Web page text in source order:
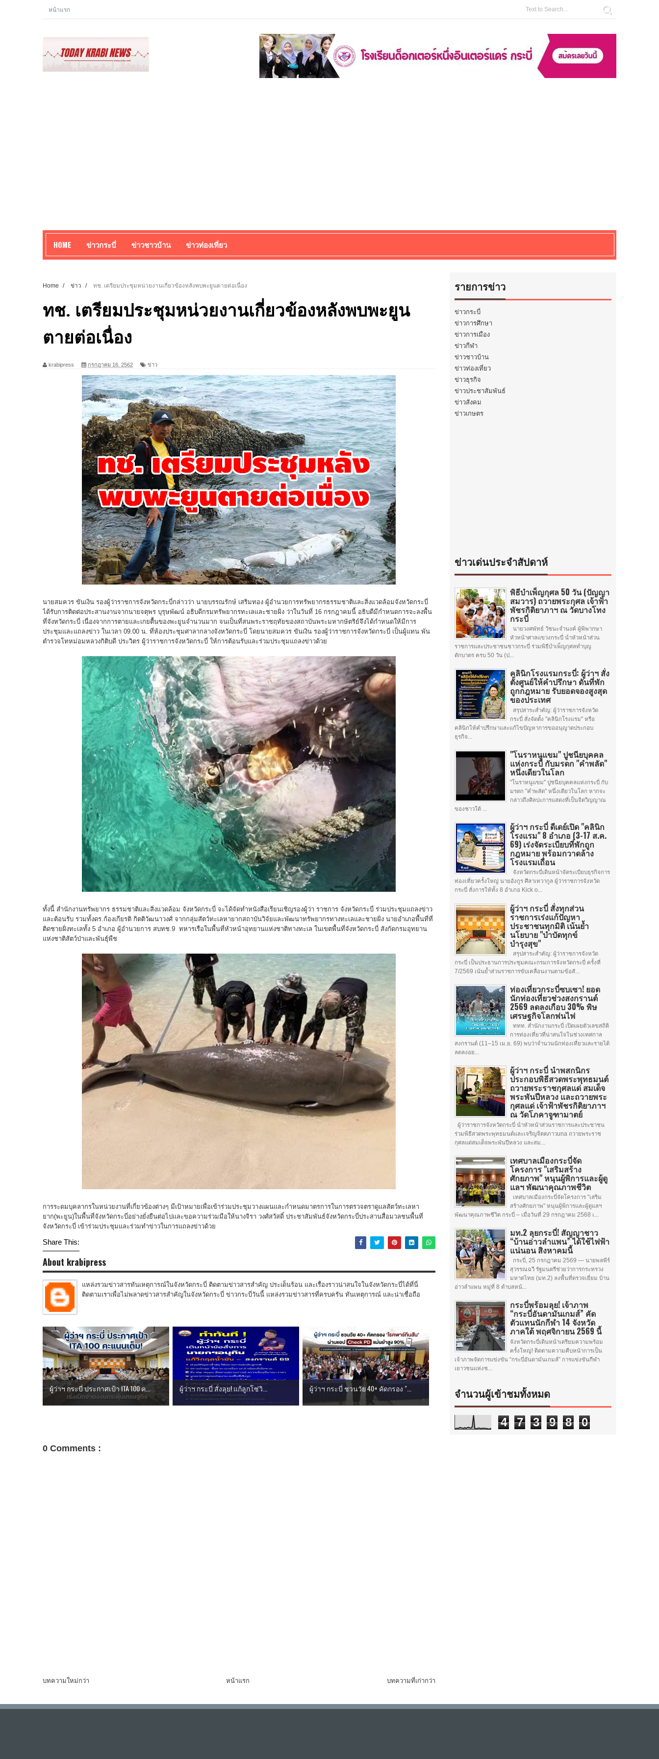
หน้าแรก
HOME ข่าวกระบี่ ข่าวชาวบ้าน ข่าวท่องเที่ยว
Home / ข่าว / ทช. เตรียมประชุมหน่วยงานเกี่ยวข้องหลังพบพะยูนตายต่อเนื่อง
ทช. เตรียมประชุมหน่วยงานเกี่ยวข้องหลังพบพะยูน
ตายต่อเนื่อง
krabipress กรกฎาคม 16, 2562 ข่าว
นายสมควร ขันเงิน รองผู้ว่าราชการจังหวัดกระบี่กล่าวว่า นายบรรณรักษ์ เสริมทอง ผู้อำนวยการทรัพยากรธรรมชาติและสิ่งแวดล้อมจังหวัดกระบี่
ได้รับการติดต่อประสานงานจากนายจตุพร บุรุษพัฒน์ อธิบดีกรมทรัพยากรทะเลและชายฝั่ง ว่าในวันที่ 16 กรกฎาคมนี้ อธิบดีมีกำหนดการจะลงพื้น
ที่จังหวัดกระบี่ เนื่องจากการตายและเกยตื้นของพะยูนจำนวนมาก จนเป็นที่สนพระราชฤทัยของสถาบันพระมหากษัตริย์จึงได้กำหนดให้มีการ
ประชุมและแถลงข่าว ในเวลา 09.00 น. ที่ห้องประชุมศาลากลางจังหวัดกระบี่ โดยนายสมควร ขันเงิน รองผู้ว่าราชการจังหวัดกระบี่ เป็นผู้แทน พัน
ตำรวจโทหม่อมหลวงกิติบดี ประวิตร ผู้ว่าราชการจังหวัดกระบี่ ให้การต้อนรับและร่วมประชุมแถลงข่าวด้วย
ทั้งนี้ สำนักงานทรัพยากร ธรรมชาติและสิ่งแวดล้อม จังหวัดกระบี่ จะได้จัดทำหนังสือเรียนเชิญรองผู้ว่า ราชการ จังหวัดกระบี่ ร่วมประชุมแถลงข่าว
และต้อนรับ รวมทั้งดร.ก้องเกียรติ กิตติวัฒนาวงศ์ จากกลุ่มสัตว์ทะเลหายากสถาบันวิจัยและพัฒนาทรัพยากรทางทะเลและชายฝั่ง นายอำเภอพื้นที่ที่
ติดชายฝั่งทะเลทั้ง 5 อำเภอ ผู้อำนวยการ สบทช.9 ทหารเรือในพื้นที่หัวหน้าอุทยานแห่งชาติทางทะเล ในเขตพื้นที่จังหวัดกระบี่ สังกัดกรมอุทยาน
แห่งชาติสัตว์ป่าและพันธุ์พืช
การระดมบุคลากรในหน่วยงานที่เกี่ยวข้องต่างๆ มีเป้าหมายเพื่อเข้าร่วมประชุมวางแผนและกำหนดมาตรการในการตรวจตราดูแลสัตว์ทะเลหา
ยาก(พะยูน)ในพื้นที่จังหวัดกระบี่อย่างยั่งยืนต่อไปและขอความร่วมมือให้นางจิรา วงศ์สวัสดิ์ ประชาสัมพันธ์จังหวัดกระบี่ประสานสื่อมวลชนพื้นที่
จังหวัดกระบี่ เข้าร่วมประชุมและร่วมทำข่าวในการแถลงข่าวด้วย
Share This:
About krabipress
แหล่งรวมข่าวสารทันเหตุการณ์ในจังหวัดกระบี่ ติดตามข่าวสารสำคัญ ประเด็นร้อน และเรื่องราวน่าสนใจในจังหวัดกระบี่ได้ที่นี่
ติดตามเราเพื่อไม่พลาดข่าวสารสำคัญในจังหวัดกระบี่ ข่าวกระบี่วันนี้ แหล่งรวมข่าวสารที่ครบครัน ทันเหตุการณ์ และน่าเชื่อถือ
ผู้ว่าฯ กระบี่ ประกาศเป้า ITA 100 ค... ผู้ว่าฯ กระบี่ สั่งลุย! แก้ลูกโซ่วิ... ผู้ว่าฯ กระบี่ ชวนวัย 40+ คัดกรอง "...
0 Comments :
บทความใหม่กว่า บทความที่เก่ากว่า
หน้าแรก
รายการข่าว
ข่าวกระบี่
ข่าวการศึกษา
ข่าวการเมือง
ข่าวกีฬา
ข่าวชาวบ้าน
ข่าวท่องเที่ยว
ข่าวธุรกิจ
ข่าวประชาสัมพันธ์
ข่าวสังคม
ข่าวเกษตร
ข่าวเด่นประจำสัปดาห์
พิธีบำเพ็ญกุศล 50 วัน (ปัญญา
สมวาร) ถวายพระกุศล เจ้าฟ้า
พัชรกิติยาภาฯ ณ วัดบางโทง
กระบี่
นายวงศพัทธ์ วัชนะจำนงค์ ผู้พิพากษา
หัวหน้าศาลแขวงกระบี่ นำหัวหน้าส่วน
ราชการและประชาชนชาวกระบี่ ร่วมพิธีบำเพ็ญกุศลทำบุญ
ตักบาตร ครบ 50 วัน (ป...
คลินิกโรงแรมกระบี่: ผู้ว่าฯ สั่ง
ตั้งศูนย์ให้คำปรึกษา ดันที่พัก
ถูกกฎหมาย รับยอดจองสูงสุด
ของประเทศ
สรุปสาระสำคัญ: ผู้ว่าราชการจังหวัด
กระบี่ สั่งจัดตั้ง "คลินิกโรงแรม" หรือ
คลินิกให้คำปรึกษาและแก้ไขปัญหาการขออนุญาตประกอบ
ธุรกิจ...
"โนราหนูแขม" ปูชนียบุคคล
แห่งกระบี่ กับมรดก "คำพลัด"
หนึ่งเดียวในโลก
"โนราหนูแขม" ปูชนียบุคคลแห่งกระบี่ กับ
มรดก "คำพลัด" หนึ่งเดียวในโลก หากจะ
กล่าวถึงศิลปะการแสดงที่เป็นจิตวิญญาณ
ของชาวใต้ ...
ผู้ว่าฯ กระบี่ ดีเดย์เปิด "คลินิก
โรงแรม" 8 อำเภอ (3-17 ส.ค.
69) เร่งจัดระเบียบที่พักถูก
กฎหมาย พร้อมกวาดล้าง
โรงแรมเถื่อน
จังหวัดกระบี่เดินหน้าจัดระเบียบธุรกิจการ
ท่องเที่ยวครั้งใหญ่ นายอังกูร ศีลาเทวากูล ผู้ว่าราชการจังหวัด
กระบี่ สั่งการให้ทั้ง 8 อำเภอ Kick o...
ผู้ว่าฯ กระบี่ สั่งทุกส่วน
ราชการเร่งแก้ปัญหา
ประชาชนทุกมิติ เน้นย้ำ
นโยบาย "บำบัดทุกข์
บำรุงสุข"
สรุปสาระสำคัญ: ผู้ว่าราชการจังหวัด
กระบี่ เป็นประธานการประชุมคณะกรมการจังหวัดกระบี่ ครั้งที่
7/2569 เน้นย้ำส่วนราชการขับเคลื่อนงานตามข้อสั...
ท่องเที่ยวกระบี่ซบเซา! ยอด
นักท่องเที่ยวช่วงสงกรานต์
2569 ลดลงเกือบ 30% พิษ
เศรษฐกิจโลกพ่นไฟ
ททท. สำนักงานกระบี่ เปิดเผยตัวเลขสถิติ
การท่องเที่ยวที่น่าสนใจในช่วงเทศกาล
สงกรานต์ (11–15 เม.ย. 69) พบว่าจำนวนนักท่องเที่ยวและรายได้
ลดลงอย...
ผู้ว่าฯ กระบี่ นำพสกนิกร
ประกอบพิธีสวดพระพุทธมนต์
ถวายพระราชกุศลแด่ สมเด็จ
พระพันปีหลวง และถวายพระ
กุศลแด่ เจ้าฟ้าพัชรกิติยาภาฯ
ณ วัดโภคาจูฑามาตย์
ผู้ว่าราชการจังหวัดกระบี่ นำหัวหน้าส่วนราชการและประชาชน
ร่วมพิธีสวดพระพุทธมนต์และเจริญจิตตภาวuna ถวายพระราช
กุศลแด่สมเด็จพระพันปีหลวง และสม...
เทศบาลเมืองกระบี่จัด
โครงการ "เสริมสร้าง
ศักยภาพ" หนุนผู้พิการและผู้ดู
แลฯ พัฒนาคุณภาพชีวิต
เทศบาลเมืองกระบี่จัดโครงการ "เสริม
สร้างศักยภาพ" หนุนผู้พิการและผู้ดูแลฯ
พัฒนาคุณภาพชีวิต กระบี่ – เมื่อวันที่ 29 กรกฎาคม 2568 เ...
มท.2 ลุยกระบี่! สัญญาชาว
“บ้านอ่าวลำแพน” ได้ใช้ไฟฟ้า
แน่นอน สิงหาคมนี้
กระบี่, 25 กรกฎาคม 2569 — นายพลพีร์
สุวรรณฉวี รัฐมนตรีช่วยว่าการกระทรวง
มหาดไทย (มท.2) ลงพื้นที่ตรวจเยี่ยม บ้าน
อ่าวลำแพน หมู่ที่ 8 ตำบลหน้...
กระบี่พร้อมลุย! เจ้าภาพ
“กระบี่อันดามันเกมส์” คัด
ตัวแทนนักกีฬา 14 จังหวัด
ภาคใต้ พฤศจิกายน 2569 นี้
จังหวัดกระบี่เดินหน้าเตรียมความพร้อม
ครั้งใหญ่! ติดตามความคืบหน้าการเป็น
เจ้าภาพจัดการแข่งขัน “กระบี่อันดามันเกมส์” การแข่งขันกีฬา
เยาวชนแห่งช...
จำนวนผู้เข้าชมทั้งหมด
4 7 3 9 8 0